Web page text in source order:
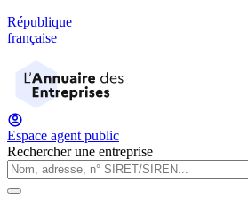
République
française
Espace agent public
Rechercher une entreprise